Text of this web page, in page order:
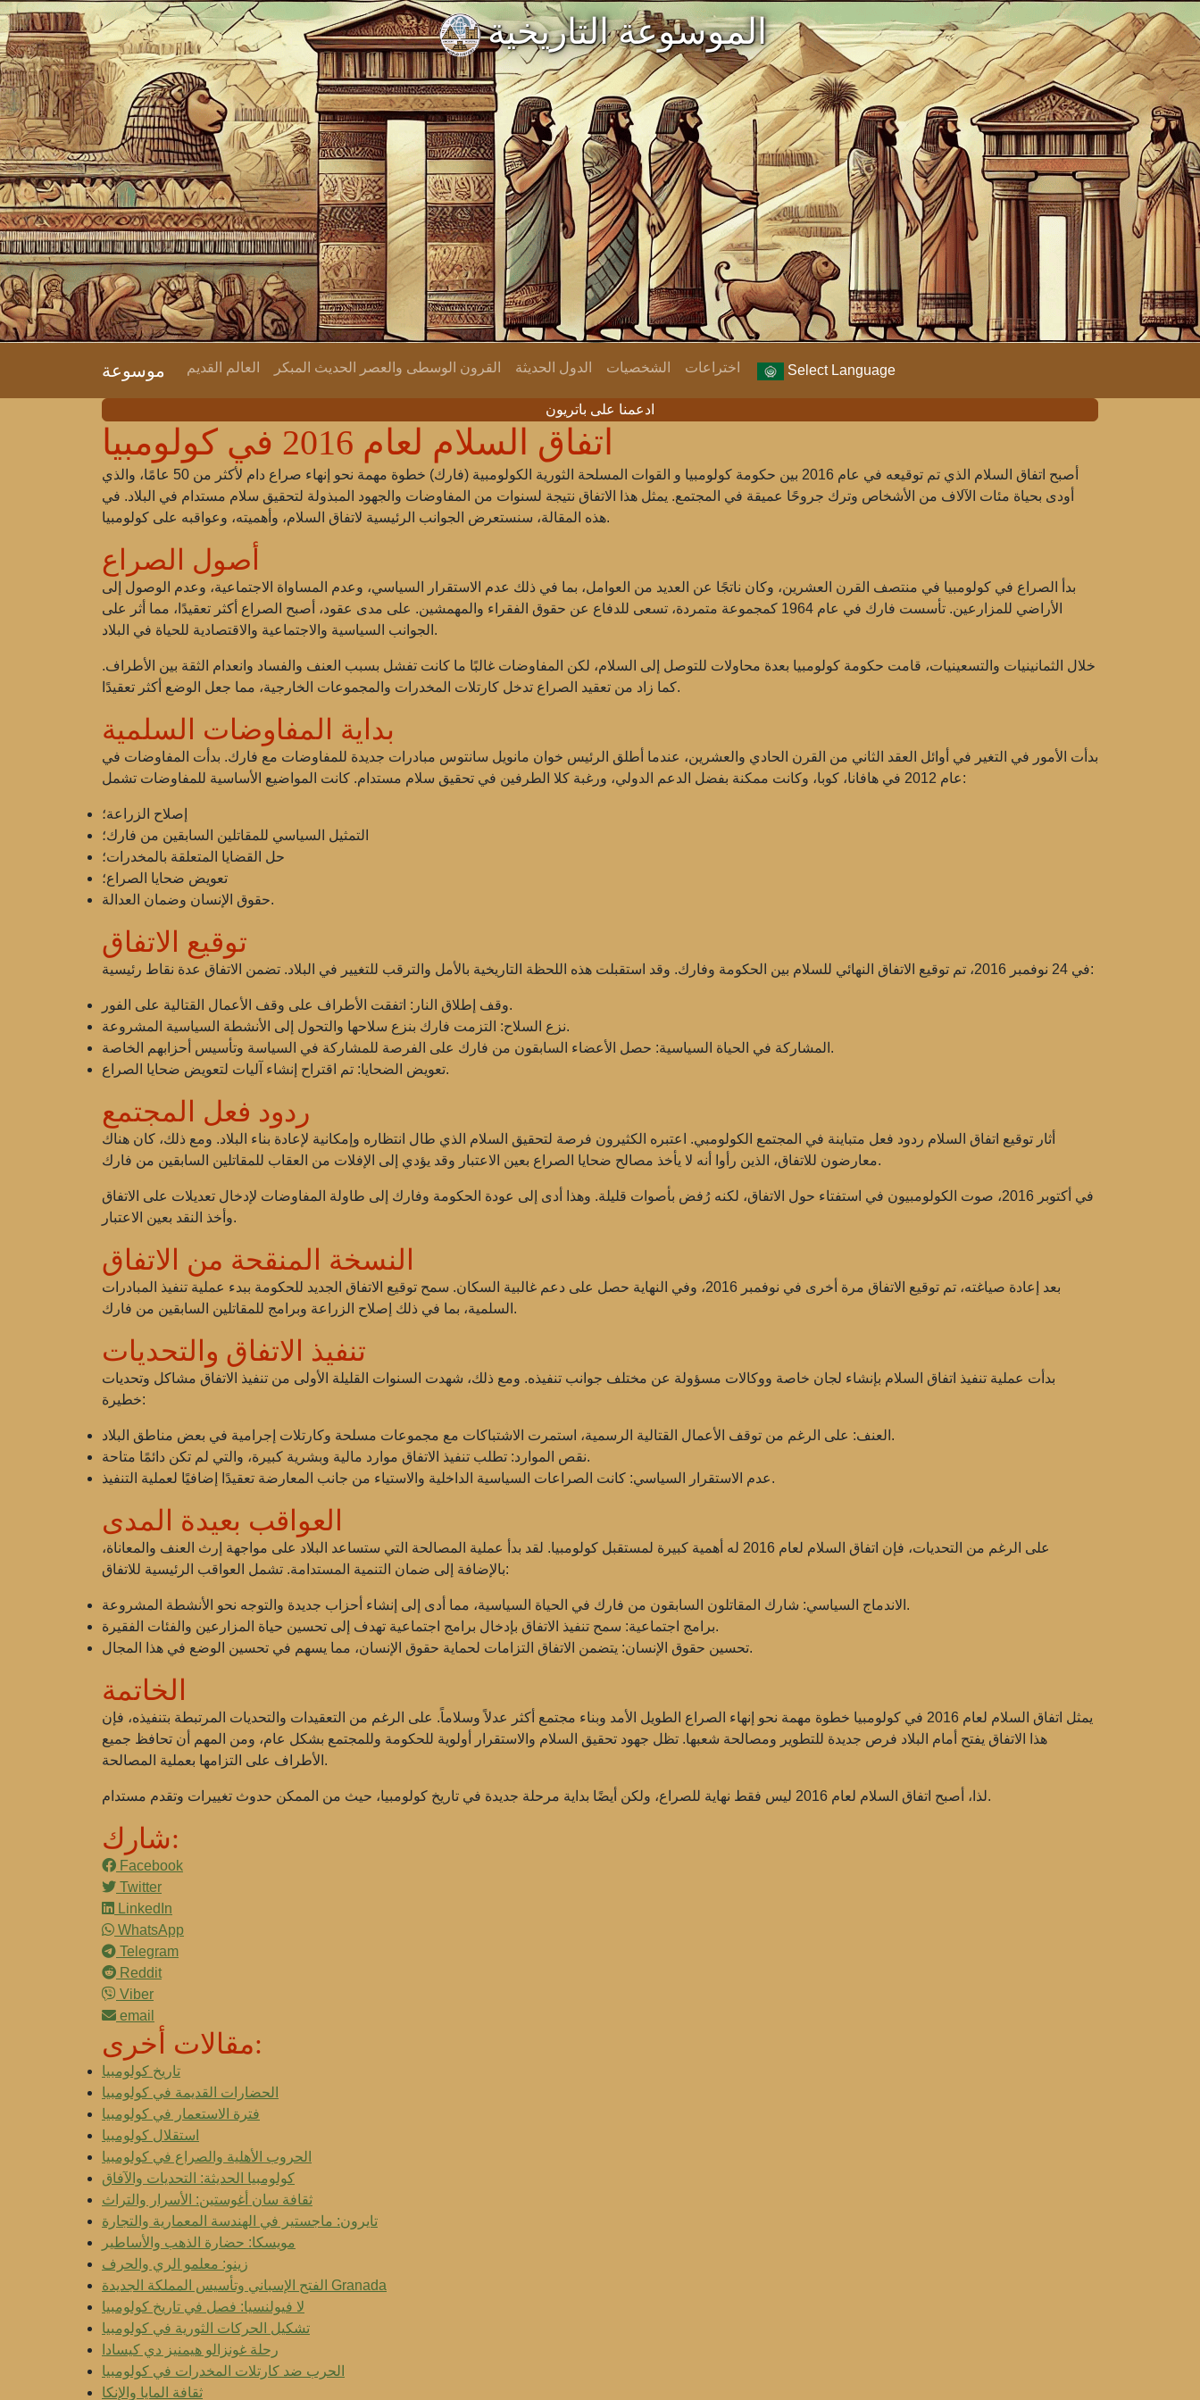
الموسوعة التاريخية
موسوعة العالم القديم القرون الوسطى والعصر الحديث المبكر الدول الحديثة الشخصيات اختراعات Select Language
ادعمنا على باتريون
اتفاق السلام لعام 2016 في كولومبيا
أصبح اتفاق السلام الذي تم توقيعه في عام 2016 بين حكومة كولومبيا و القوات المسلحة الثورية الكولومبية
(فارك) خطوة مهمة نحو إنهاء صراع دام لأكثر من 50 عامًا، والذي
أودى بحياة مئات الآلاف من الأشخاص وترك جروحًا عميقة في المجتمع. يمثل هذا الاتفاق نتيجة لسنوات من المفاوضات والجهود المبذولة لتحقيق سلام مستدام في البلاد. في
هذه المقالة، سنستعرض الجوانب الرئيسية لاتفاق السلام، وأهميته، وعواقبه على كولومبيا.
أصول الصراع
بدأ الصراع في كولومبيا في منتصف القرن العشرين، وكان ناتجًا عن العديد من العوامل، بما في ذلك عدم الاستقرار السياسي، وعدم المساواة الاجتماعية، وعدم الوصول إلى
الأراضي للمزارعين. تأسست فارك في عام 1964 كمجموعة متمردة، تسعى للدفاع عن حقوق الفقراء والمهمشين. على مدى عقود، أصبح الصراع أكثر تعقيدًا، مما أثر على
الجوانب السياسية والاجتماعية والاقتصادية للحياة في البلاد.
خلال الثمانينيات والتسعينيات، قامت حكومة كولومبيا بعدة محاولات للتوصل إلى السلام، لكن المفاوضات غالبًا ما كانت تفشل بسبب العنف والفساد وانعدام الثقة بين الأطراف.
كما زاد من تعقيد الصراع تدخل كارتلات المخدرات والمجموعات الخارجية، مما جعل الوضع أكثر تعقيدًا.
بداية المفاوضات السلمية
بدأت الأمور في التغير في أوائل العقد الثاني من القرن الحادي والعشرين، عندما أطلق الرئيس خوان مانويل سانتوس مبادرات جديدة للمفاوضات مع فارك. بدأت المفاوضات في
عام 2012 في هافانا، كوبا، وكانت ممكنة بفضل الدعم الدولي، ورغبة كلا الطرفين في تحقيق سلام مستدام. كانت المواضيع الأساسية للمفاوضات تشمل:
إصلاح الزراعة؛
التمثيل السياسي للمقاتلين السابقين من فارك؛
حل القضايا المتعلقة بالمخدرات؛
تعويض ضحايا الصراع؛
حقوق الإنسان وضمان العدالة.
توقيع الاتفاق
في 24 نوفمبر 2016، تم توقيع الاتفاق النهائي للسلام بين الحكومة وفارك. وقد استقبلت هذه اللحظة التاريخية بالأمل والترقب للتغيير في البلاد. تضمن الاتفاق عدة نقاط رئيسية:
وقف إطلاق النار:اتفقت الأطراف على وقف الأعمال القتالية على الفور.
نزع السلاح:التزمت فارك بنزع سلاحها والتحول إلى الأنشطة السياسية المشروعة.
المشاركة في الحياة السياسية: حصل الأعضاء السابقون من فارك على الفرصة للمشاركة في السياسة وتأسيس أحزابهم الخاصة.
تعويض الضحايا:تم اقتراح إنشاء آليات لتعويض ضحايا الصراع.
ردود فعل المجتمع
أثار توقيع اتفاق السلام ردود فعل متباينة في المجتمع الكولومبي. اعتبره الكثيرون فرصة لتحقيق السلام الذي طال انتظاره وإمكانية لإعادة بناء البلاد. ومع ذلك، كان هناك
معارضون للاتفاق، الذين رأوا أنه لا يأخذ مصالح ضحايا الصراع بعين الاعتبار وقد يؤدي إلى الإفلات من العقاب للمقاتلين السابقين من فارك.
في أكتوبر 2016، صوت الكولومبيون في استفتاء حول الاتفاق، لكنه رُفض بأصوات قليلة. وهذا أدى إلى عودة الحكومة وفارك إلى طاولة المفاوضات لإدخال تعديلات على الاتفاق
وأخذ النقد بعين الاعتبار.
النسخة المنقحة من الاتفاق
بعد إعادة صياغته، تم توقيع الاتفاق مرة أخرى في نوفمبر 2016، وفي النهاية حصل على دعم غالبية السكان. سمح توقيع الاتفاق الجديد للحكومة ببدء عملية تنفيذ المبادرات
السلمية، بما في ذلك إصلاح الزراعة وبرامج للمقاتلين السابقين من فارك.
تنفيذ الاتفاق والتحديات
بدأت عملية تنفيذ اتفاق السلام بإنشاء لجان خاصة ووكالات مسؤولة عن مختلف جوانب تنفيذه. ومع ذلك، شهدت السنوات القليلة الأولى من تنفيذ الاتفاق مشاكل وتحديات
خطيرة:
العنف: على الرغم من توقف الأعمال القتالية الرسمية، استمرت الاشتباكات مع مجموعات مسلحة وكارتلات إجرامية في بعض مناطق البلاد.
نقص الموارد:تطلب تنفيذ الاتفاق موارد مالية وبشرية كبيرة، والتي لم تكن دائمًا متاحة.
عدم الاستقرار السياسي:كانت الصراعات السياسية الداخلية والاستياء من جانب المعارضة تعقيدًا إضافيًا لعملية التنفيذ.
العواقب بعيدة المدى
على الرغم من التحديات، فإن اتفاق السلام لعام 2016 له أهمية كبيرة لمستقبل كولومبيا. لقد بدأ عملية المصالحة التي ستساعد البلاد على مواجهة إرث العنف والمعاناة،
بالإضافة إلى ضمان التنمية المستدامة. تشمل العواقب الرئيسية للاتفاق:
الاندماج السياسي: شارك المقاتلون السابقون من فارك في الحياة السياسية، مما أدى إلى إنشاء أحزاب جديدة والتوجه نحو الأنشطة المشروعة.
برامج اجتماعية:سمح تنفيذ الاتفاق بإدخال برامج اجتماعية تهدف إلى تحسين حياة المزارعين والفئات الفقيرة.
تحسين حقوق الإنسان:يتضمن الاتفاق التزامات لحماية حقوق الإنسان، مما يسهم في تحسين الوضع في هذا المجال.
الخاتمة
يمثل اتفاق السلام لعام 2016 في كولومبيا خطوة مهمة نحو إنهاء الصراع الطويل الأمد وبناء مجتمع أكثر عدلاً وسلاماً. على الرغم من التعقيدات والتحديات المرتبطة بتنفيذه، فإن
هذا الاتفاق يفتح أمام البلاد فرص جديدة للتطوير ومصالحة شعبها. تظل جهود تحقيق السلام والاستقرار أولوية للحكومة وللمجتمع بشكل عام، ومن المهم أن تحافظ جميع
الأطراف على التزامها بعملية المصالحة.
لذا، أصبح اتفاق السلام لعام 2016 ليس فقط نهاية للصراع، ولكن أيضًا بداية مرحلة جديدة في تاريخ كولومبيا، حيث من الممكن حدوث تغييرات وتقدم مستدام.
شارك:
Facebook
Twitter
LinkedIn
WhatsApp
Telegram
Reddit
Viber
email
مقالات أخرى:
تاريخ كولومبيا
الحضارات القديمة في كولومبيا
فترة الاستعمار في كولومبيا
استقلال كولومبيا
الحروب الأهلية والصراع في كولومبيا
كولومبيا الحديثة: التحديات والآفاق
ثقافة سان أغوستين: الأسرار والتراث
تايرون: ماجستير في الهندسة المعمارية والتجارة
مويسكا: حضارة الذهب والأساطير
زينو: معلمو الري والحرف
الفتح الإسباني وتأسيس المملكة الجديدة Granada
لا فيولنسيا: فصل في تاريخ كولومبيا
تشكيل الحركات الثورية في كولومبيا
رحلة غونزالو هيمنيز دي كيسادا
الحرب ضد كارتلات المخدرات في كولومبيا
ثقافة المايا والإنكا